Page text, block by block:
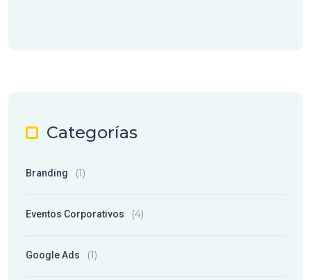
Categorías
Branding (1)
Eventos Corporativos (4)
Google Ads (1)